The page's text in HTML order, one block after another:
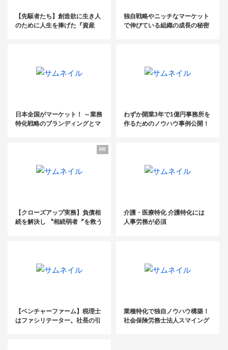
【先駆者たち】創造欲に生き人
のために人生を捧げた『資産
独自戦略やニッチなマーケット
で伸びている組織の成長の秘密
日本全国がマーケット！ ～業務
特化戦略のブランディングとマ
わずか開業3年で1億円事務所を
作るためのノウハウ事例公開！
PR
【クローズアップ実務】負債相
続を解決し 〝相続弱者〞を救う
介護・医療特化 介護特化には
人事労務が必須
【ベンチャーファーム】税理士
はファシリテーター。社長の引
業種特化で独自ノウハウ構築！
社会保険労務士法人スマイング